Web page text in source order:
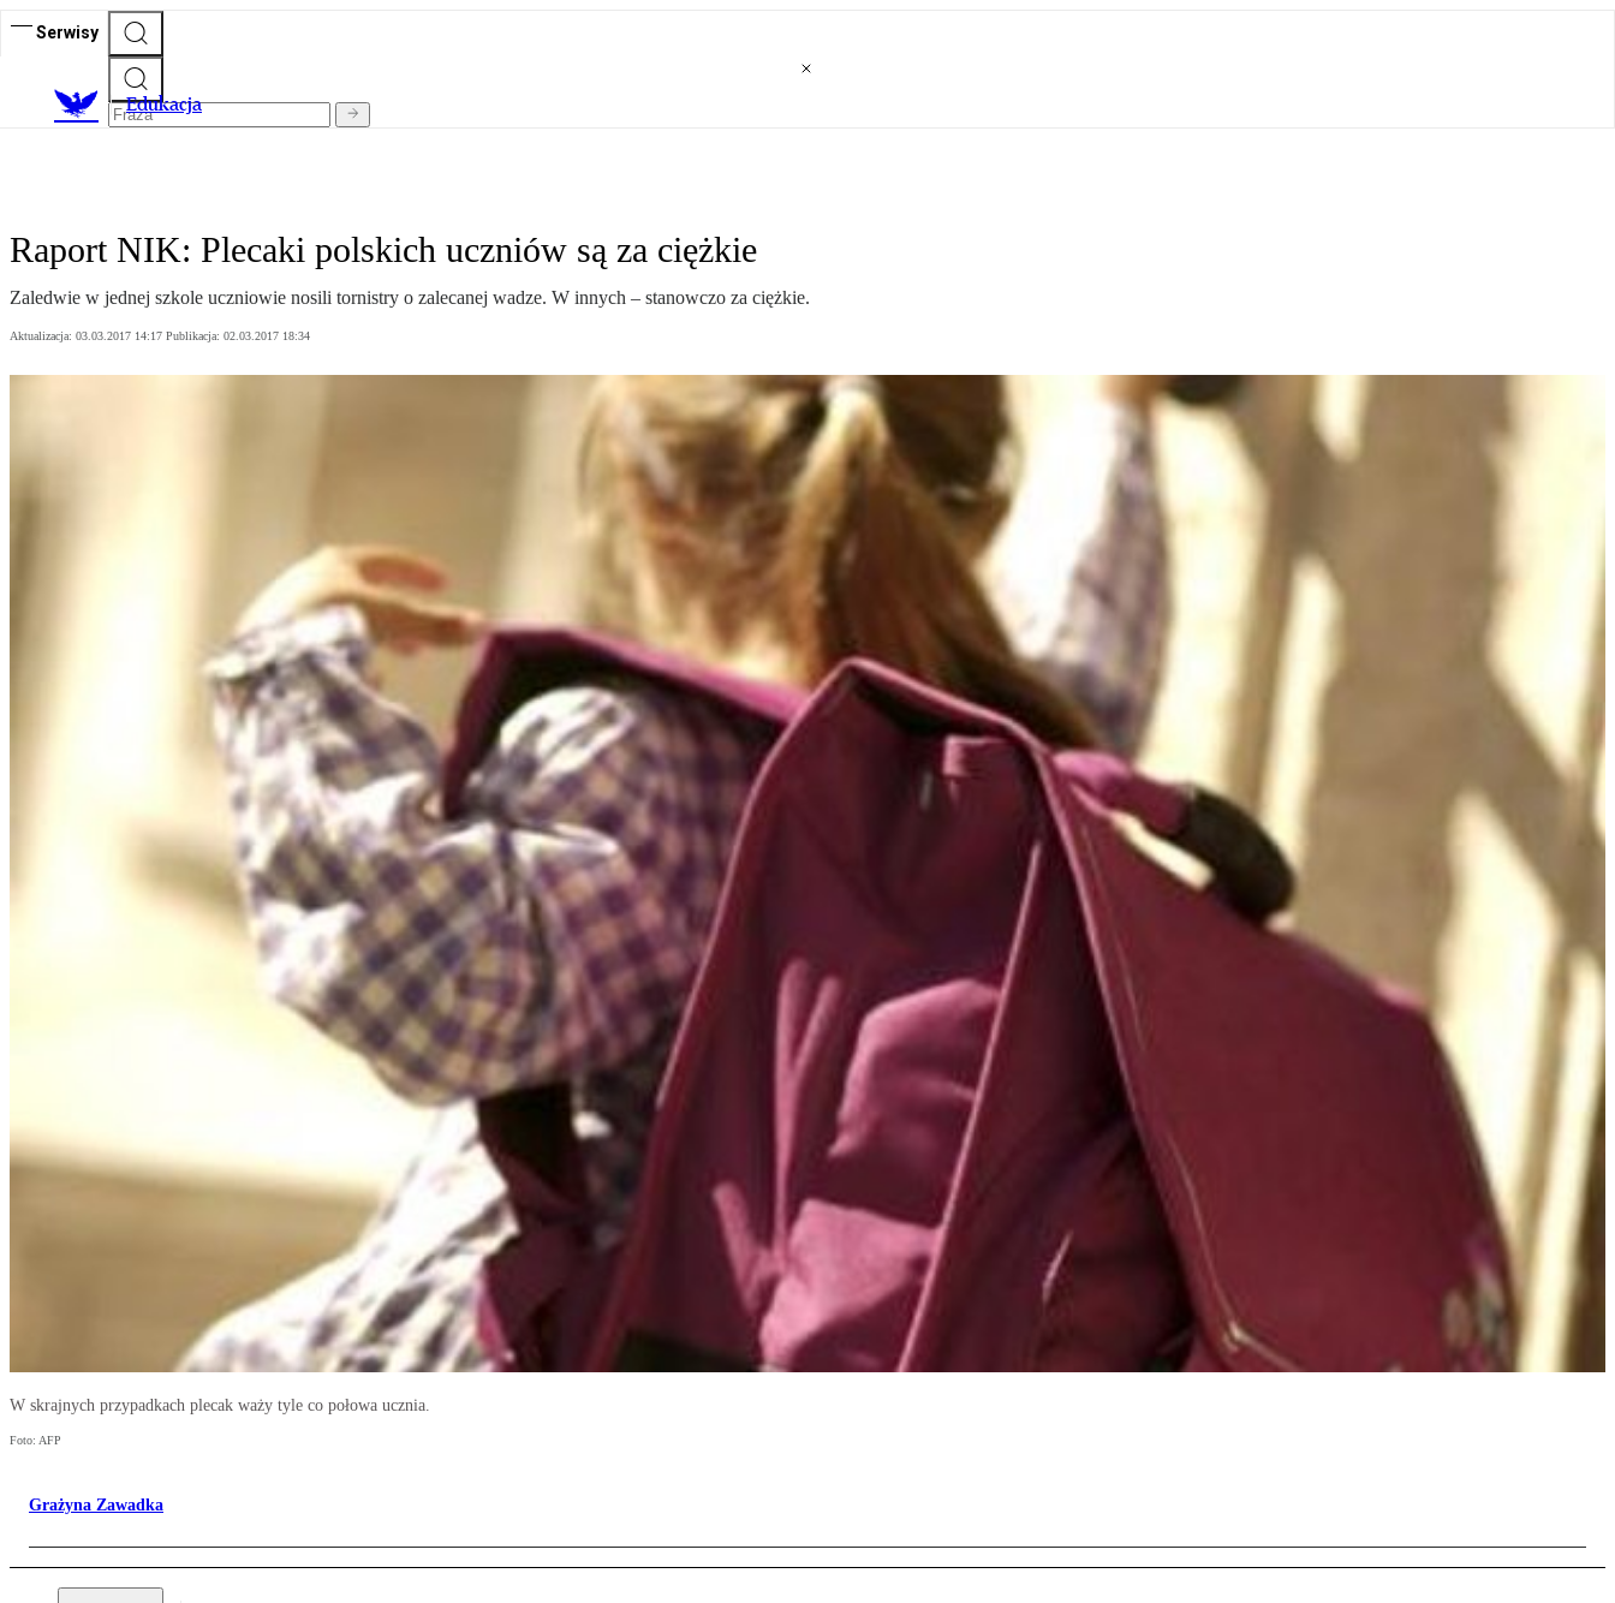
Serwisy
Edukacja
Raport NIK: Plecaki polskich uczniów są za ciężkie
Zaledwie w jednej szkole uczniowie nosili tornistry o zalecanej wadze. W innych – stanowczo za ciężkie.
Aktualizacja: 03.03.2017 14:17 Publikacja: 02.03.2017 18:34
W skrajnych przypadkach plecak waży tyle co połowa ucznia.
Foto: AFP
Grażyna Zawadka